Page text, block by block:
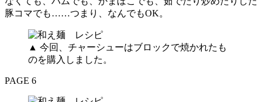
豚コマでも……つまり、なんでもOK。
▲ 今回、チャーシューはブロックで焼かれたも
のを購入しました。
PAGE 6